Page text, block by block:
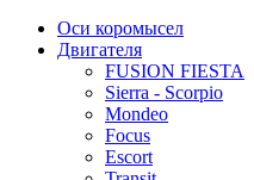
Оси коромысел
Двигателя
FUSION FIESTA
Sierra - Scorpio
Mondeo
Focus
Escort